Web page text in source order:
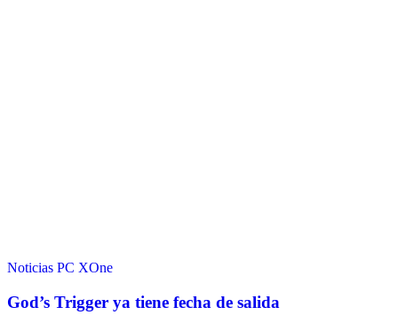
Noticias PC XOne
God’s Trigger ya tiene fecha de salida